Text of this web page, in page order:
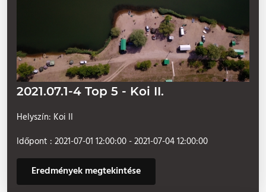
2021.07.1-4 Top 5 - Koi II.
Helyszín: Koi II
Időpont : 2021-07-01 12:00:00 - 2021-07-04 12:00:00
Eredmények megtekintése